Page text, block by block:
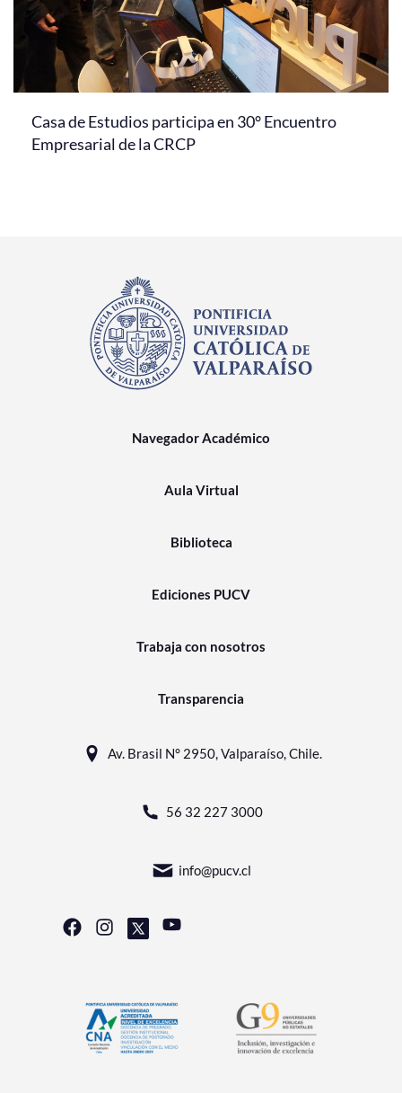
Casa de Estudios participa en 30° Encuentro
Empresarial de la CRCP
Navegador Académico
Aula Virtual
Biblioteca
Ediciones PUCV
Trabaja con nosotros
Transparencia
Av. Brasil N° 2950, Valparaíso, Chile.
56 32 227 3000
info@pucv.cl